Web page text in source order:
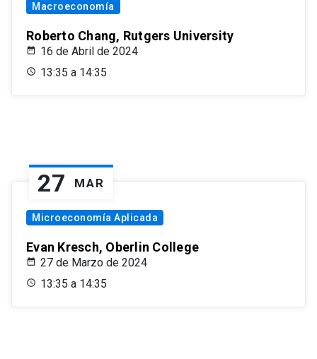
Macroeconomía
Roberto Chang, Rutgers University
16 de Abril de 2024
13:35 a 14:35
27 MAR
Microeconomía Aplicada
Evan Kresch, Oberlin College
27 de Marzo de 2024
13:35 a 14:35